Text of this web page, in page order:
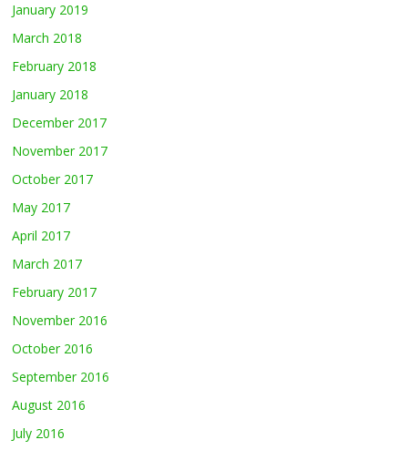
January 2019
March 2018
February 2018
January 2018
December 2017
November 2017
October 2017
May 2017
April 2017
March 2017
February 2017
November 2016
October 2016
September 2016
August 2016
July 2016